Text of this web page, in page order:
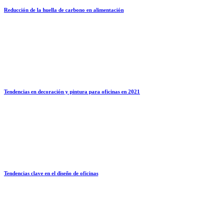
Reducción de la huella de carbono en alimentación
Tendencias en decoración y pintura para oficinas en 2021
Tendencias clave en el diseño de oficinas